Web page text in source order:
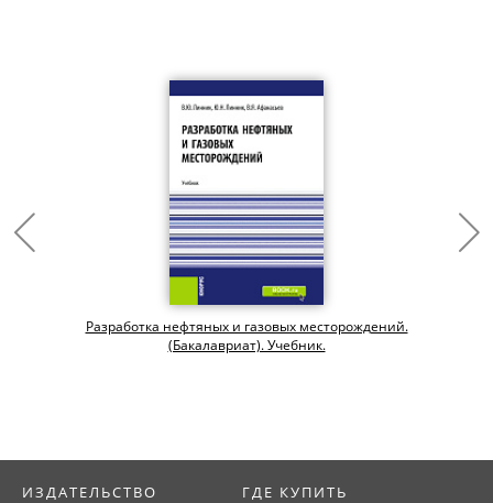
Разработка нефтяных и газовых месторождений.
(Бакалавриат). Учебник.
ИЗДАТЕЛЬСТВО ГДЕ КУПИТЬ